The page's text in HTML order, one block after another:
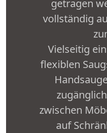
getragen
vollständig
Vielseitig
flexiblen
zwischen
auf